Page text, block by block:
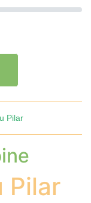
Pilar
Pilar